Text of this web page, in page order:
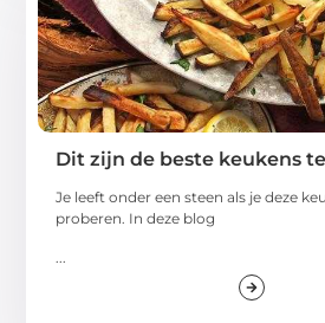
Dit zijn de beste keukens
Je leeft onder een steen als je deze
proberen. In deze blog